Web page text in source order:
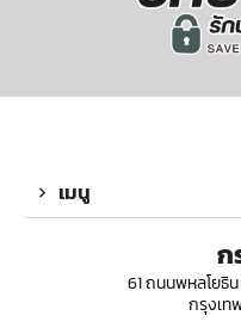
เมนู
ก
61 ถนนพหลโยธิ
กรุงเท